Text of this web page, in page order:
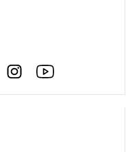
Facebook Instagram